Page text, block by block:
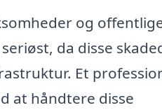
og
da disse
Et
at håndtere disse